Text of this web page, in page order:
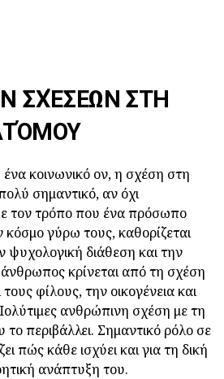
ΣΧΈΣΕΩΝ ΣΤΗ
κοινωνικό ον, η σχέση στη
σημαντικό, αν όχι
τον τρόπο που ένα πρόσωπο
κόσμο γύρω τους, καθορίζεται
διάθεση και την
κρίνεται από τη σχέση
τους φίλους, την οικογένεια και
ανθρώπινη σχέση με τη
περιβάλλει. Σημαντικό ρόλο σε
πώς κάθε ισχύει και για τη δική
ανάπτυξη του.